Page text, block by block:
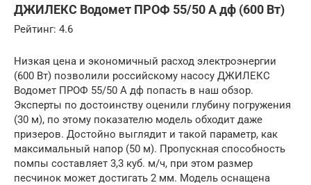
ДЖИЛЕКС Водомет ПРОФ 55/50 А дф (600 Вт)
Рейтинг: 4.6
Низкая цена и экономичный расход электроэнергии
(600 Вт) позволили российскому насосу ДЖИЛЕКС
Водомет ПРОФ 55/50 А дф попасть в наш обзор.
Эксперты по достоинству оценили глубину погружения
(30 м), по этому показателю модель обходит даже
призеров. Достойно выглядит и такой параметр, как
максимальный напор (50 м). Пропускная способность
помпы составляет 3,3 куб. м/ч, при этом размер
песчинок может достигать 2 мм. Модель оснащена